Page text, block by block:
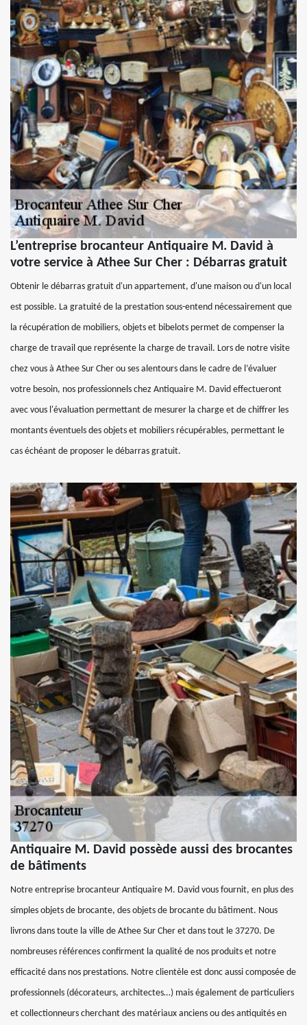
L’entreprise brocanteur Antiquaire M. David à
votre service à Athee Sur Cher : Débarras gratuit
Obtenir le débarras gratuit d'un appartement, d'une maison ou d'un local
est possible. La gratuité de la prestation sous-entend nécessairement que
la récupération de mobiliers, objets et bibelots permet de compenser la
charge de travail que représente la charge de travail. Lors de notre visite
chez vous à Athee Sur Cher ou ses alentours dans le cadre de l’évaluer
votre besoin, nos professionnels chez Antiquaire M. David effectueront
avec vous l'évaluation permettant de mesurer la charge et de chiffrer les
montants éventuels des objets et mobiliers récupérables, permettant le
cas échéant de proposer le débarras gratuit.
Antiquaire M. David possède aussi des brocantes
de bâtiments
Notre entreprise brocanteur Antiquaire M. David vous fournit, en plus des
simples objets de brocante, des objets de brocante du bâtiment. Nous
livrons dans toute la ville de Athee Sur Cher et dans tout le 37270. De
nombreuses références confirment la qualité de nos produits et notre
efficacité dans nos prestations. Notre clientèle est donc aussi composée de
professionnels (décorateurs, architectes…) mais également de particuliers
et collectionneurs cherchant des matériaux anciens ou des antiquités en